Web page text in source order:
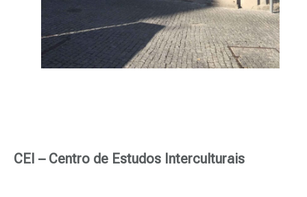
CEI – Centro de Estudos Interculturais